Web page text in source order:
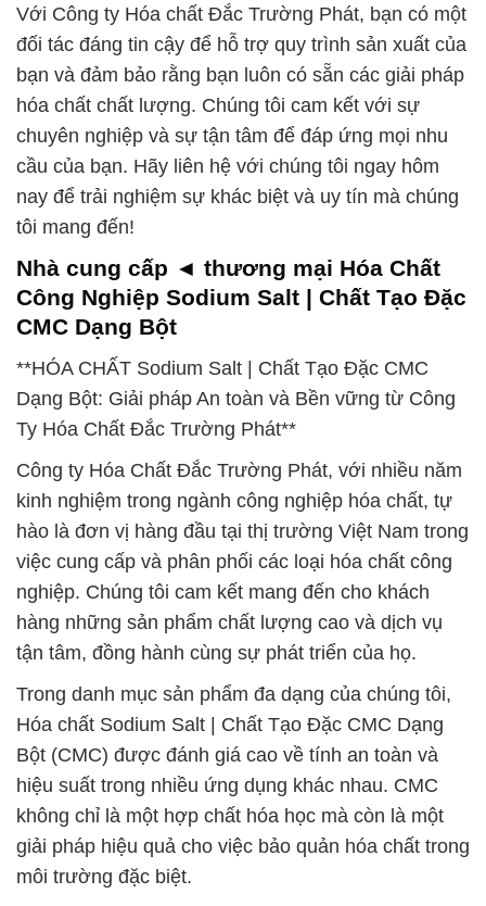
Với Công ty Hóa chất Đắc Trường Phát, bạn có một
đối tác đáng tin cậy để hỗ trợ quy trình sản xuất của
bạn và đảm bảo rằng bạn luôn có sẵn các giải pháp
hóa chất chất lượng. Chúng tôi cam kết với sự
chuyên nghiệp và sự tận tâm để đáp ứng mọi nhu
cầu của bạn. Hãy liên hệ với chúng tôi ngay hôm
nay để trải nghiệm sự khác biệt và uy tín mà chúng
tôi mang đến!
Nhà cung cấp ◄ thương mại Hóa Chất
Công Nghiệp Sodium Salt | Chất Tạo Đặc
CMC Dạng Bột
**HÓA CHẤT Sodium Salt | Chất Tạo Đặc CMC
Dạng Bột: Giải pháp An toàn và Bền vững từ Công
Ty Hóa Chất Đắc Trường Phát**
Công ty Hóa Chất Đắc Trường Phát, với nhiều năm
kinh nghiệm trong ngành công nghiệp hóa chất, tự
hào là đơn vị hàng đầu tại thị trường Việt Nam trong
việc cung cấp và phân phối các loại hóa chất công
nghiệp. Chúng tôi cam kết mang đến cho khách
hàng những sản phẩm chất lượng cao và dịch vụ
tận tâm, đồng hành cùng sự phát triển của họ.
Trong danh mục sản phẩm đa dạng của chúng tôi,
Hóa chất Sodium Salt | Chất Tạo Đặc CMC Dạng
Bột (CMC) được đánh giá cao về tính an toàn và
hiệu suất trong nhiều ứng dụng khác nhau. CMC
không chỉ là một hợp chất hóa học mà còn là một
giải pháp hiệu quả cho việc bảo quản hóa chất trong
môi trường đặc biệt.